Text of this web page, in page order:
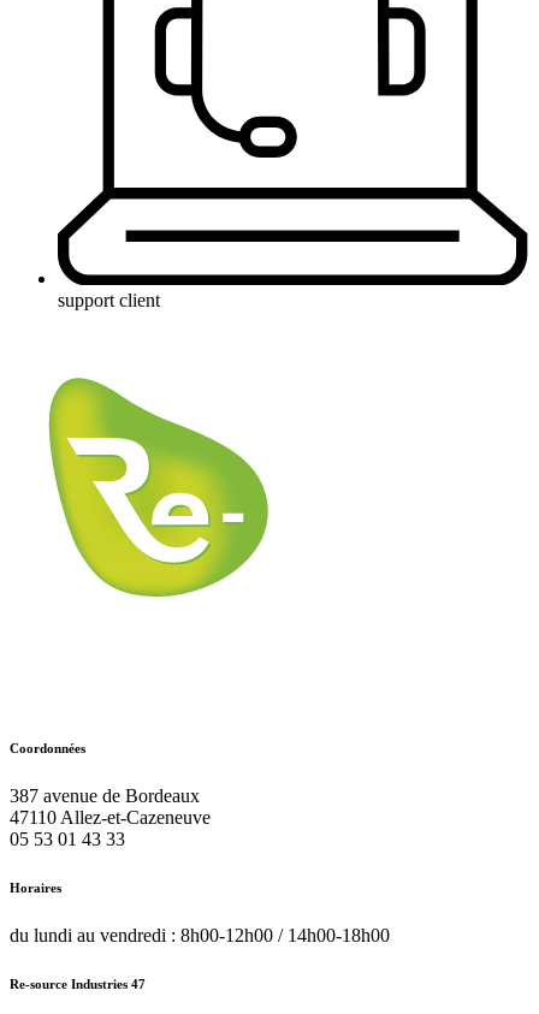
support client
Coordonnées
387 avenue de Bordeaux
47110 Allez-et-Cazeneuve
05 53 01 43 33
Horaires
du lundi au vendredi : 8h00-12h00 / 14h00-18h00
Re-source Industries 47